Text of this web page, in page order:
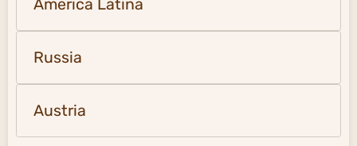
America Latina
Russia
Austria